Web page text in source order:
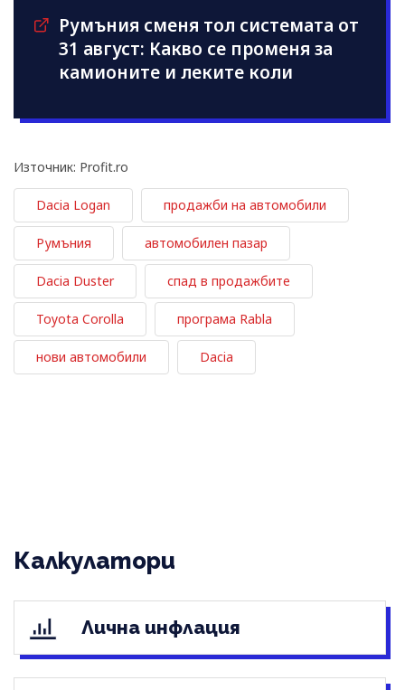
Румъния сменя тол системата от
31 август: Какво се променя за
камионите и леките коли
Източник: Profit.ro
Dacia Logan продажби на автомобили
Румъния автомобилен пазар
Dacia Duster спад в продажбите
Toyota Corolla програма Rabla
нови автомобили Dacia
Калкулатори
Лична инфлация